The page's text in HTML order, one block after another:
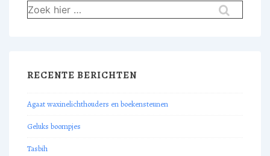
Zoek
naar:
RECENTE BERICHTEN
Agaat waxinelichthouders en boekensteunen
Geluks boompjes
Tasbih